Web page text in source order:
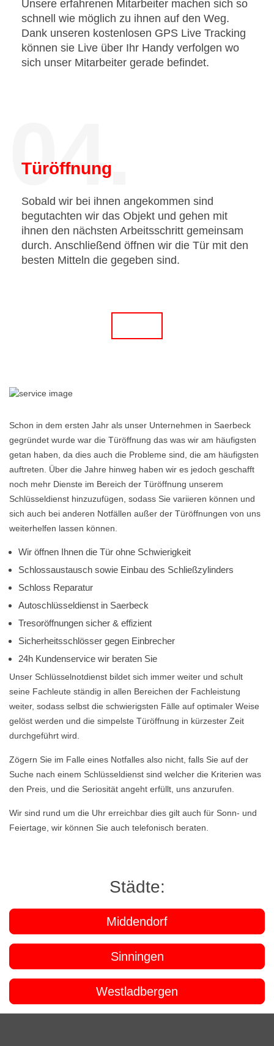
Unsere erfahrenen Mitarbeiter machen sich so
schnell wie möglich zu ihnen auf den Weg.
Dank unseren kostenlosen GPS Live Tracking
können sie Live über Ihr Handy verfolgen wo
sich unser Mitarbeiter gerade befindet.
04.
Türöffnung
Sobald wir bei ihnen angekommen sind
begutachten wir das Objekt und gehen mit
ihnen den nächsten Arbeitsschritt gemeinsam
durch. Anschließend öffnen wir die Tür mit den
besten Mitteln die gegeben sind.
Schon in dem ersten Jahr als unser Unternehmen in Saerbeck
gegründet wurde war die Türöffnung das was wir am häufigsten
getan haben, da dies auch die Probleme sind, die am häufigsten
auftreten. Über die Jahre hinweg haben wir es jedoch geschafft
noch mehr Dienste im Bereich der Türöffnung unserem
Schlüsseldienst hinzuzufügen, sodass Sie variieren können und
sich auch bei anderen Notfällen außer der Türöffnungen von uns
weiterhelfen lassen können.
Wir öffnen Ihnen die Tür ohne Schwierigkeit
Schlossaustausch sowie Einbau des Schließzylinders
Schloss Reparatur
Autoschlüsseldienst in Saerbeck
Tresoröffnungen sicher & effizient
Sicherheitsschlösser gegen Einbrecher
24h Kundenservice wir beraten Sie
Unser Schlüsselnotdienst bildet sich immer weiter und schult
seine Fachleute ständig in allen Bereichen der Fachleistung
weiter, sodass selbst die schwierigsten Fälle auf optimaler Weise
gelöst werden und die simpelste Türöffnung in kürzester Zeit
durchgeführt wird.
Zögern Sie im Falle eines Notfalles also nicht, falls Sie auf der
Suche nach einem Schlüsseldienst sind welcher die Kriterien was
den Preis, und die Seriosität angeht erfüllt, uns anzurufen.
Wir sind rund um die Uhr erreichbar dies gilt auch für Sonn- und
Feiertage, wir können Sie auch telefonisch beraten.
Städte:
Middendorf
Sinningen
Westladbergen